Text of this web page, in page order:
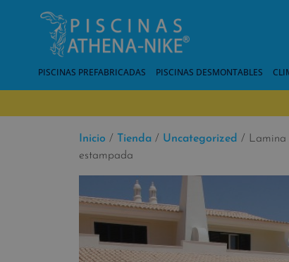
PISCINAS PREFABRICADAS PISCINAS DESMONTABLES
Inicio / Tienda / Uncategorized / Lamina
estampada